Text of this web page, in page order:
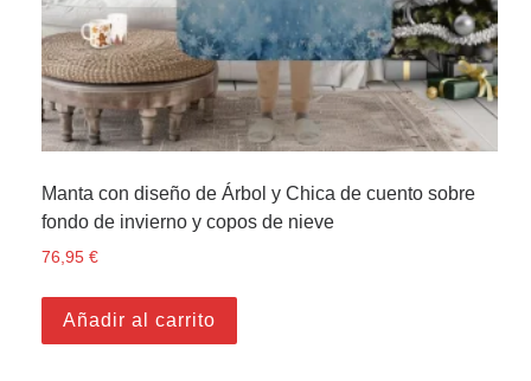
Manta con diseño de Árbol y Chica de cuento sobre
fondo de invierno y copos de nieve
76,95€
Añadir al carrito